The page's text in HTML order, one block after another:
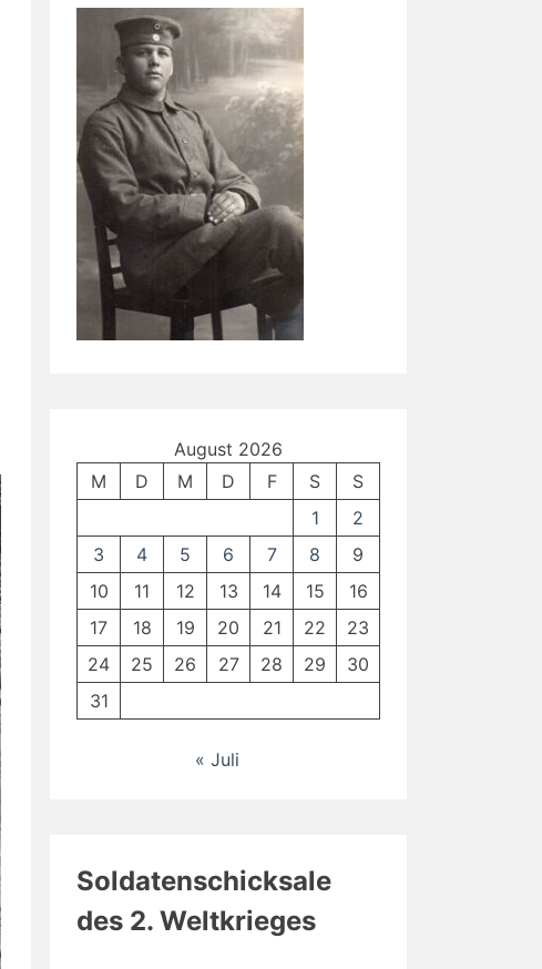
August 2026
M
D M D F S
S
1
2
3
4 5 6 7 8
9
10
11 12 13 14 15
16
17
18 19 20 21 22
23
24
25 26 27 28 29
30
31
« Juli
Soldatenschicksale
des 2. Weltkrieges